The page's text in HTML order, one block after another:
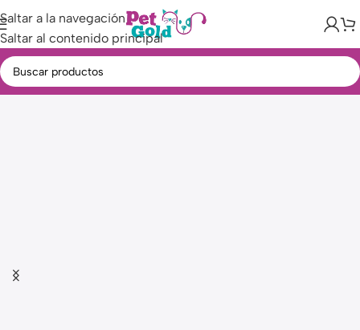
Saltar a la navegación
Saltar al contenido principal